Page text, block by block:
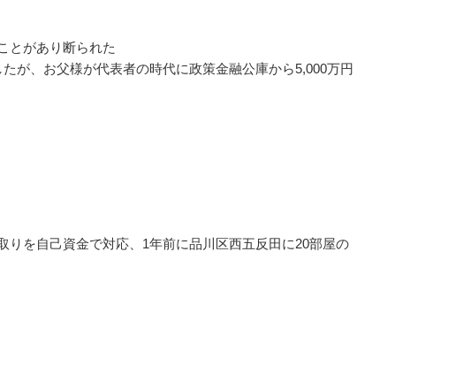
とがあり断られた
が、お父様が代表者の時代に政策金融公庫から5,000万円
を自己資金で対応、1年前に品川区西五反田に20部屋の